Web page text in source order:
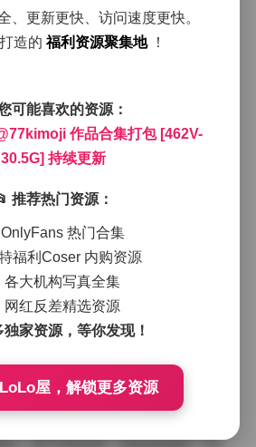
加了一层柔糖霜。拍摄现场往往选
啡角落或者旧式公寓的窗边，窗帘
，投下斑驳的影子，正好与她手中
表情成为焦点。有时候她会靠在墙
丝，眼神望向窗外，那一刻的安静
的低语；有时候则是坐在地毯上，
着简约的银色脚链，脚尖轻点地
引，她本身就有种将自然流露的情
心@77kimoji 倾向于选择柔和的色
米白这些基础色，偶尔会点缀一
上衣，整体看起来既甜美又不失层
佩戴的小耳环或是细链项链，细节
产生微微的反射，为照片增添了几
则多半是帆布鞋或是低跟的皮鞋，
，我都能感受到她身上那种不做作
前轻声笑出来，笑容里带着一点点
活的满足。这种情绪不是刻意摆出
、更新更快、访问速度更快。
造的福利资源聚集地 ！
可能喜欢的资源：
作品合集打包 [462V-
30.5G] 持续更新
推荐热门资源：
OnlyFans 热门合集
福利Coser 内购资源
各大机构写真全集
网红反差精选资源
独家资源，等你发现！
屋，解锁更多资源